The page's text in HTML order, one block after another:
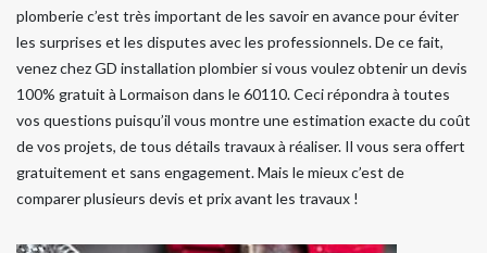
plomberie c’est très important de les savoir en avance pour éviter
les surprises et les disputes avec les professionnels. De ce fait,
venez chez GD installation plombier si vous voulez obtenir un devis
100% gratuit à Lormaison dans le 60110. Ceci répondra à toutes
vos questions puisqu’il vous montre une estimation exacte du coût
de vos projets, de tous détails travaux à réaliser. Il vous sera offert
gratuitement et sans engagement. Mais le mieux c’est de
comparer plusieurs devis et prix avant les travaux !